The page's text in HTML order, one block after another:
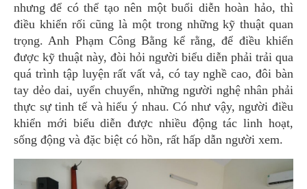
nhưng để có thể tạo nên một buổi diễn hoàn hảo, thì
điều khiển rối cũng là một trong những kỹ thuật quan
trọng. Anh Phạm Công Bằng kể rằng, để điều khiển
được kỹ thuật này, đòi hỏi người biểu diễn phải trải qua
quá trình tập luyện rất vất vả, có tay nghề cao, đôi bàn
tay dẻo dai, uyển chuyển, những người nghệ nhân phải
thực sự tinh tế và hiểu ý nhau. Có như vậy, người điều
khiển mới biểu diễn được nhiều động tác linh hoạt,
sống động và đặc biệt có hồn, rất hấp dẫn người xem.